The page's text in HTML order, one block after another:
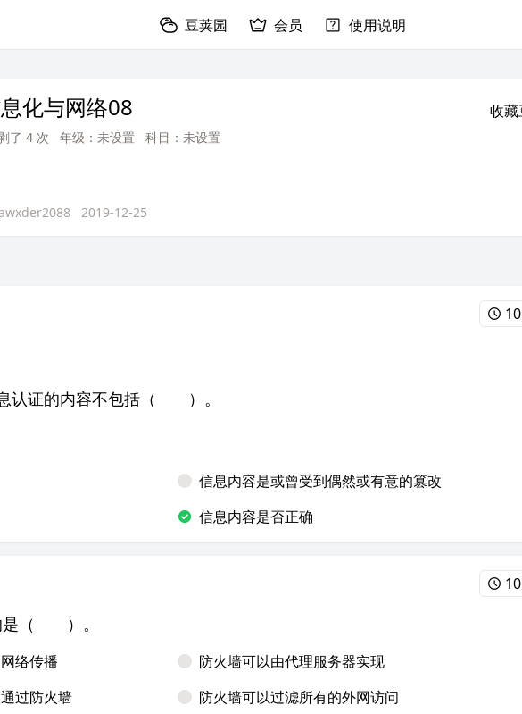
豆荚园 会员 使用说明
化与网络08 收
了 4 次 年级：未设置 科目：未设置
2019-12-25
认证的内容不包括（ ）。
信息内容是或曾受到偶然或有意的篡改
信息内容是否正确
是（ ）。
络传播
防火墙可以由代理服务器实现
过防火墙 防火墙可以过滤所有的外网访问